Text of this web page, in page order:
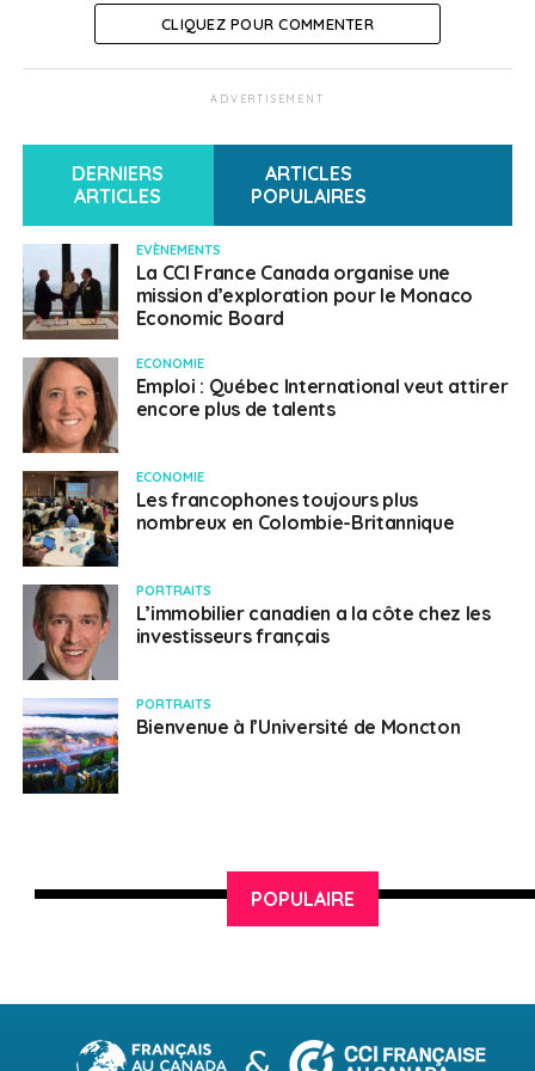
inscription sera confirmée.
candidats qualifiés provenant de France, de Belgique
Les secteurs à potentiel élevé pour les candidats
les technologies de l’information;
le multimédia;
le marketing et les communications;
les finances;
le tourisme;
l’industrie culinaire et alimentaire;
la traduction;
l’aéronautique et l’avionique;
la construction.
Des conseillers en emploi fourniront un soutien au
recrutement durant l’événement.
Plus d’informations sur le site de Destination
Canada Forum Mobilité
CLIQUEZ POUR COMMENTER
ADVERTISEMENT
DERNIERS
ARTICLES
ARTICLES
POPULAIRES
EVÈNEMENTS
La CCI France Canada organise une
mission d’exploration pour le Monaco
Economic Board
ECONOMIE
Emploi : Québec International veut attirer
encore plus de talents
ECONOMIE
Les francophones toujours plus
nombreux en Colombie-Britannique
PORTRAITS
L’immobilier canadien a la côte chez les
investisseurs français
PORTRAITS
Bienvenue à l’Université de Moncton
POPULAIRE